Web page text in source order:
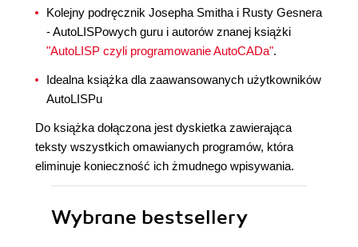
Kolejny podręcznik Josepha Smitha i Rusty Gesnera
- AutoLISPowych guru i autorów znanej książki
"AutoLISP czyli programowanie AutoCADa".
Idealna książka dla zaawansowanych użytkowników
AutoLISPu
Do książka dołączona jest dyskietka zawierająca
teksty wszystkich omawianych programów, która
eliminuje konieczność ich żmudnego wpisywania.
Wybrane bestsellery